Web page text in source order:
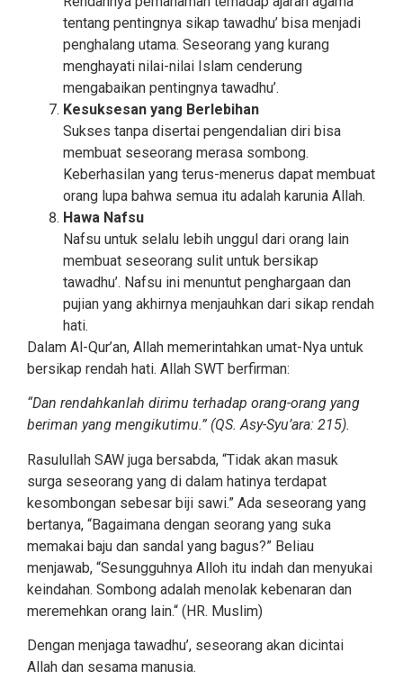
tentang pentingnya sikap tawadhu’ bisa menjadi
penghalang utama. Seseorang yang kurang
menghayati nilai-nilai Islam cenderung
mengabaikan pentingnya tawadhu’.
Kesuksesan yang Berlebihan
Sukses tanpa disertai pengendalian diri bisa
membuat seseorang merasa sombong.
Keberhasilan yang terus-menerus dapat membuat
orang lupa bahwa semua itu adalah karunia Allah.
Hawa Nafsu
Nafsu untuk selalu lebih unggul dari orang lain
membuat seseorang sulit untuk bersikap
tawadhu’. Nafsu ini menuntut penghargaan dan
pujian yang akhirnya menjauhkan dari sikap rendah
hati.
Dalam Al-Qur’an, Allah memerintahkan umat-Nya untuk
bersikap rendah hati. Allah SWT berfirman:
“Dan rendahkanlah dirimu terhadap orang-orang yang
beriman yang mengikutimu.” (QS. Asy-Syu’ara: 215).
Rasulullah SAW juga bersabda, “Tidak akan masuk
surga seseorang yang di dalam hatinya terdapat
kesombongan sebesar biji sawi.” Ada seseorang yang
bertanya, “Bagaimana dengan seorang yang suka
memakai baju dan sandal yang bagus?” Beliau
menjawab, “Sesungguhnya Alloh itu indah dan menyukai
keindahan. Sombong adalah menolak kebenaran dan
meremehkan orang lain.“ (HR. Muslim)
Dengan menjaga tawadhu’, seseorang akan dicintai
Allah dan sesama manusia.